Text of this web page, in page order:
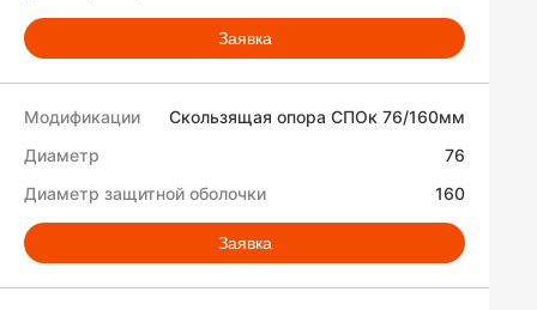
Заявка
Скользящая опора СПОк 76/160мм
76
160
Заявка